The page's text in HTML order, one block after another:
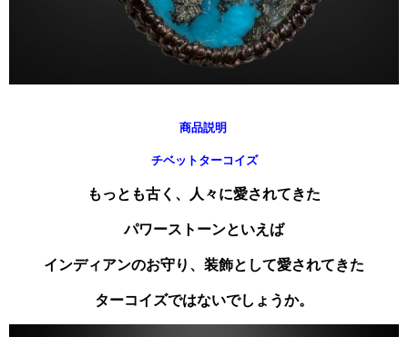
商品説明
チベットターコイズ
もっとも古く、人々に愛されてきた
パワーストーンといえば
インディアンのお守り、装飾として愛されてきた
ターコイズではないでしょうか。